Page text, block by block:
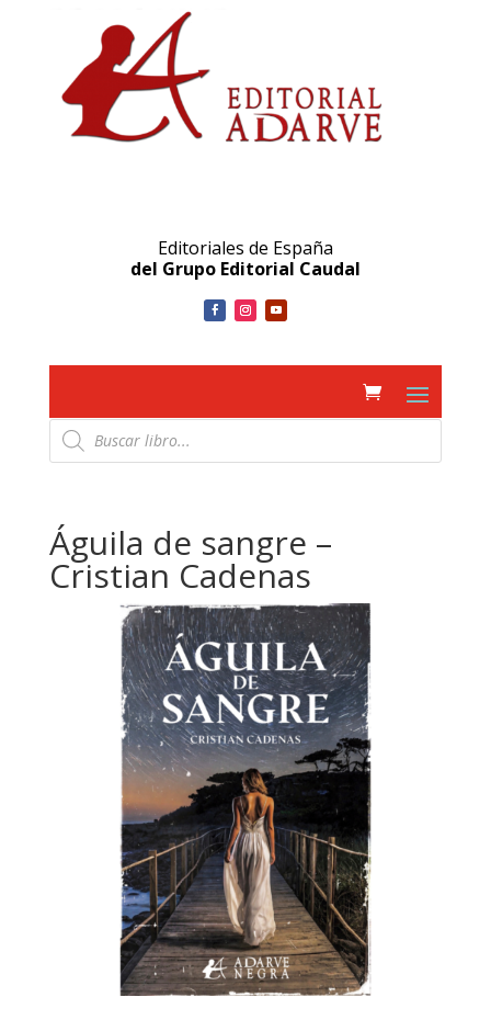
Editoriales de España
del Grupo Editorial Caudal
Búsqueda
de
productos
Águila de sangre –
Cristian Cadenas